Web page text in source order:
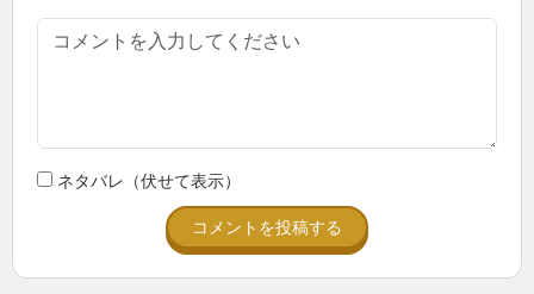
配信者さんの配信で一緒にプレイできたのも良い思
い出になっています。新規のキャラクターの追加も
来ているのでまた、機会を見て２５年も楽しんでい
ければと思っています。
ネタバレ（伏せて表示）
コメントを投稿する